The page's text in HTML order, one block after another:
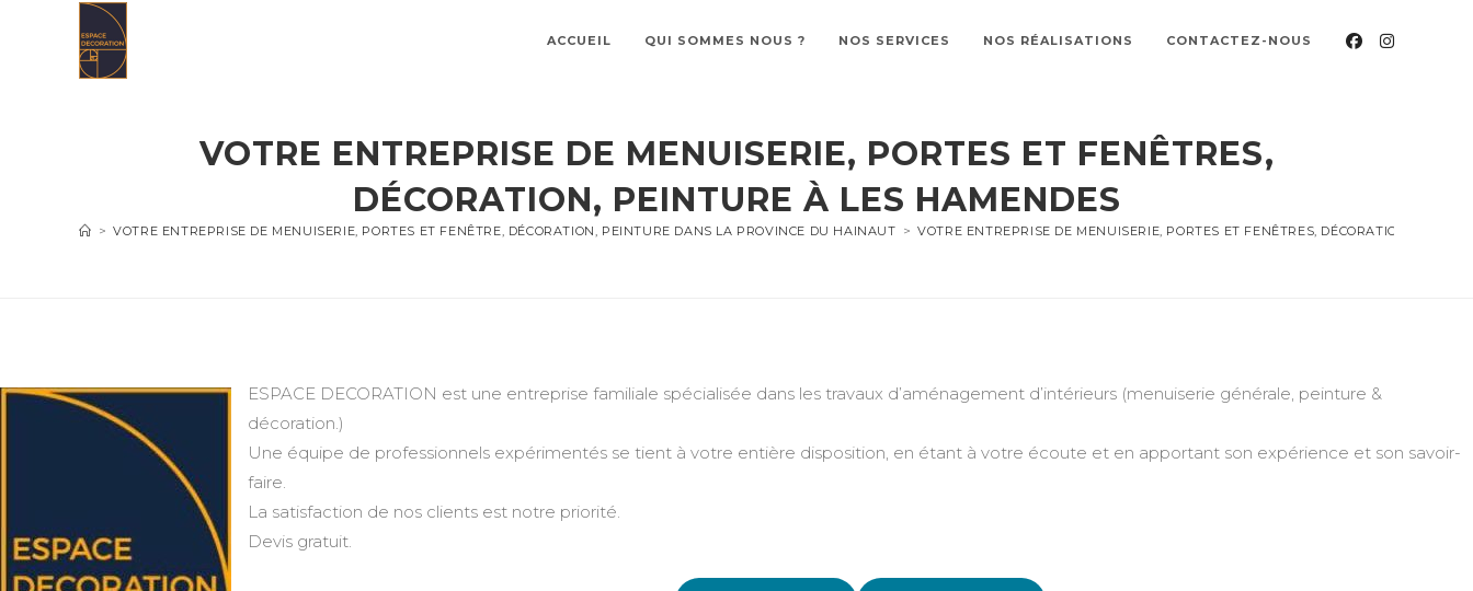
ACCUEIL QUI SOMMES NOUS ? NOS SERVICES NOS RÉALISATIONS CONTACTEZ-NOUS
VOTRE ENTREPRISE DE MENUISERIE, PORTES ET FENÊTRES,
DÉCORATION, PEINTURE À LES HAMENDES
> VOTRE ENTREPRISE DE MENUISERIE, PORTES ET FENÊTRE, DÉCORATION, PEINTURE DANS LA PROVINCE DU HAINAUT > VOTRE ENTREPRISE DE MENUISERIE, PORTES ET FENÊTRES, DÉCORATION,
ESPACE DECORATION est une entreprise familiale spécialisée dans les travaux d’aménagement d’intérieurs (menuiserie générale, peinture &
décoration.)
Une équipe de professionnels expérimentés se tient à votre entière disposition, en étant à votre écoute et en apportant son expérience et son savoir-
faire.
La satisfaction de nos clients est notre priorité.
Devis gratuit.